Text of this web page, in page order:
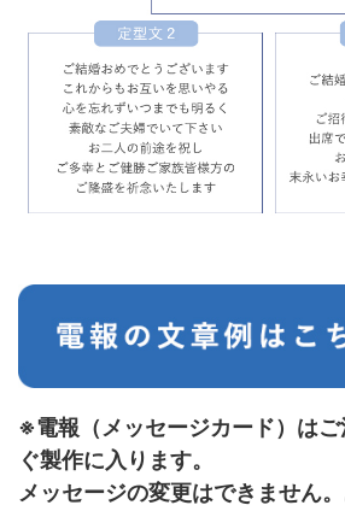
※電報（メッセージカード）は
ぐ製作に入ります。
メッセージの変更はできません